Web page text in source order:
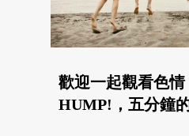
歡迎一起觀看色
HUMP!，五分鐘